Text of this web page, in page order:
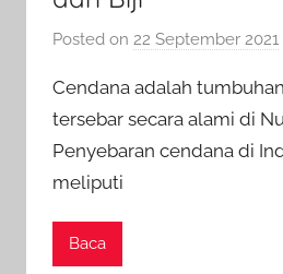
Posted on 22 September 2021
Cendana adalah
tersebar secara alami di
Penyebaran cendana di
meliputi
Baca